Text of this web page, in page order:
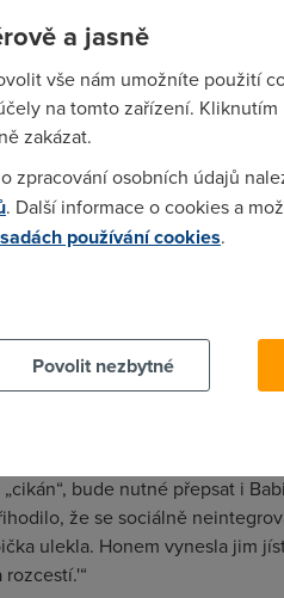
jak by se měly změnit všechny
vkusu.
tvar, proto je slovo
tvar by pak měl být
strana se nám směje, každý
pracky na nás už skládá
zaměření, místo
„alženana“, místo
lze říci „chemicky unavený“.
bude nutné přepsat i
že se sociálně
ulekla. Honem vynesla jim
a jasně
vše nám umožníte použití
na tomto zařízení.
zakázat.
zpracování osobních údajů
. Další informace o cookies a
používání cookies.
Povolit nezbytné